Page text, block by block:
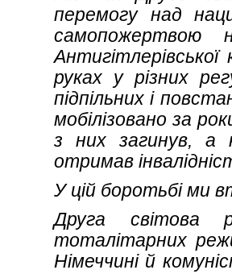
перемогу над
руках у різних
підпільних і
мобілізовано за
з них загинув, а
отримав
У цій боротьбі ми
Друга світова
тоталітарних
Німеччині й